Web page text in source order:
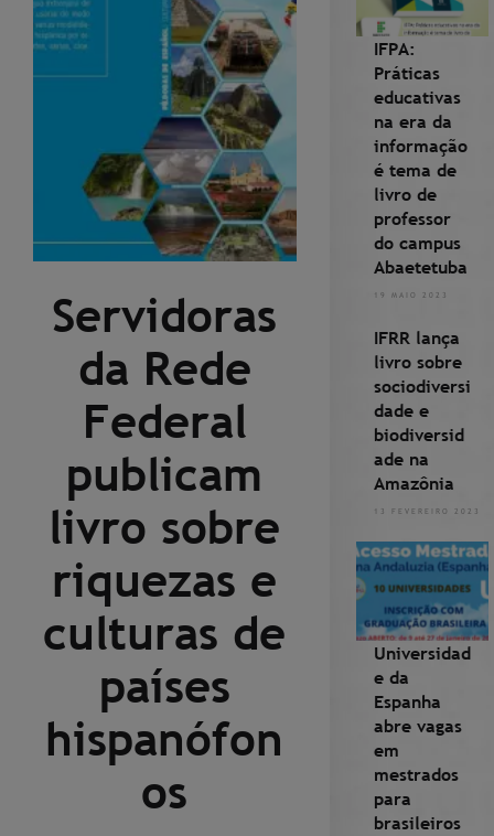
Servidoras
da Rede
Federal
publicam
livro sobre
riquezas e
culturas de
países
hispanófon
os
IFPA:
Práticas
educativas
na era da
informação
é tema de
livro de
professor
do campus
Abaetetuba
19 MAIO 2023
IFRR lança
livro sobre
sociodiversi
dade e
biodiversid
ade na
Amazônia
13 FEVEREIRO 2023
Universidad
e da
Espanha
abre vagas
em
mestrados
para
brasileiros